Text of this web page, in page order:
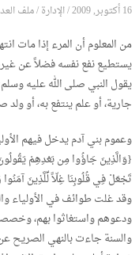
16 أكتوبر, 2009 /الإدارة/ملف
من المعلوم أن المرء إذا مات
يستطيع نفع نفسه فضلاً عن
يقول النبي صلى الله عليه
جارية، أو علم ينتفع به، أو
وعموم بني آدم يدخل فيهم
{وَالَّذِينَ جَاؤُوا مِن بَعْدِهِمْ يَقُولُونَ
تَجْعَلْ فِي قُلُوبِنَا غِلّاً لِّلَّذِينَ
وقد غلت طوائف في الأولياء
ودعوهم واستغاثوا بهم،
والسنة جاءت بالنهي الصريح